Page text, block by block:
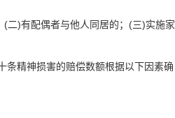
二)有配偶者与他人同居的；(三)实施家
条精神损害的赔偿数额根据以下因素确